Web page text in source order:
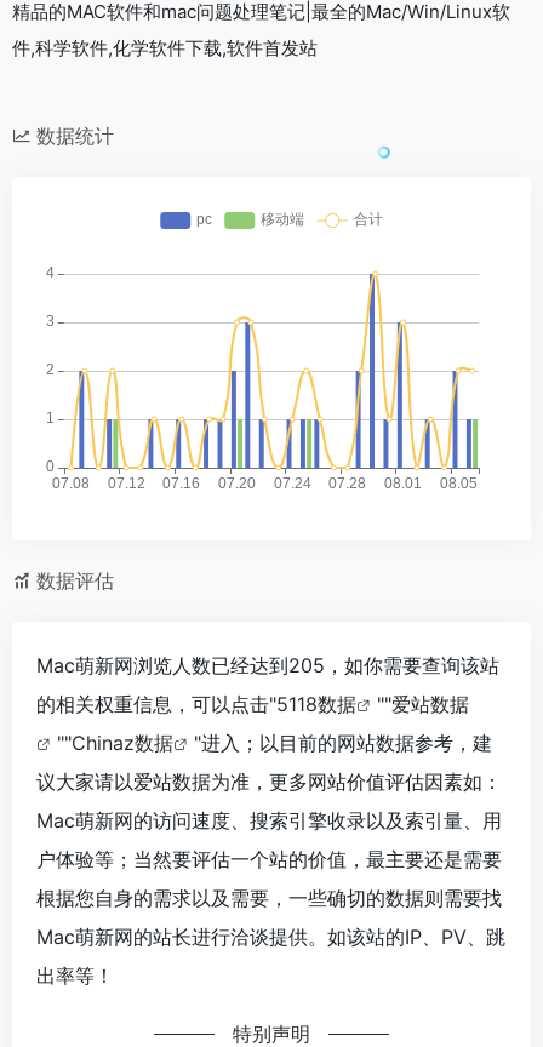
精品的MAC软件和mac问题处理笔记|最全的Mac/Win/Linux软
件,科学软件,化学软件下载,软件首发站
数据统计
数据评估
Mac萌新网浏览人数已经达到205，如你需要查询该站
的相关权重信息，可以点击"5118数据 ""爱站数据
""Chinaz数据
"进入；以目前的网站数据参考，建
议大家请以爱站数据为准，更多网站价值评估因素如：
Mac萌新网的访问速度、搜索引擎收录以及索引量、用
户体验等；当然要评估一个站的价值，最主要还是需要
根据您自身的需求以及需要，一些确切的数据则需要找
Mac萌新网的站长进行洽谈提供。如该站的IP、PV、跳
出率等！
特别声明